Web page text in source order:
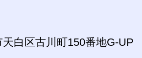
白区古川町150番地G-UP